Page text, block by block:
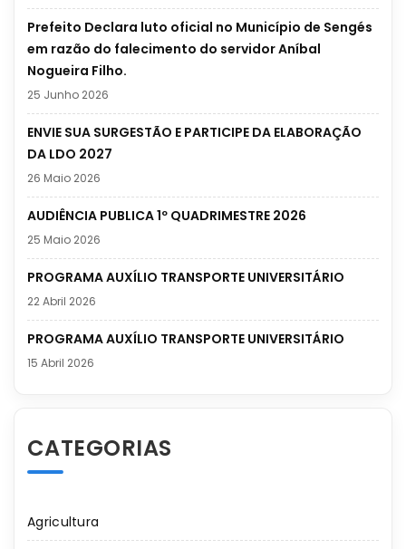
Prefeito Declara luto oficial no Município de Sengés
em razão do falecimento do servidor Aníbal
Nogueira Filho.
25 Junho 2026
ENVIE SUA SURGESTÃO E PARTICIPE DA ELABORAÇÃO
DA LDO 2027
26 Maio 2026
AUDIÊNCIA PUBLICA 1º QUADRIMESTRE 2026
25 Maio 2026
PROGRAMA AUXÍLIO TRANSPORTE UNIVERSITÁRIO
22 Abril 2026
PROGRAMA AUXÍLIO TRANSPORTE UNIVERSITÁRIO
15 Abril 2026
CATEGORIAS
Agricultura